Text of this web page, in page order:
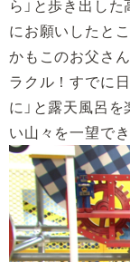
ら」と歩き出し
にお願いしたと
かもこのお父さ
ラクル！すでに
に」と露天風呂
い山々を一望で